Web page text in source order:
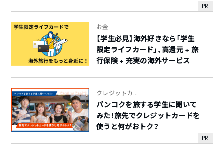
PR
お金
【学生必見】海外好きなら「学生
限定ライフカード」、高還元 + 旅
行保険 + 充実の海外サービス
PR
クレジットカ...
バンコクを旅する学生に聞いて
みた！旅先でクレジットカードを
使うと何がおトク？